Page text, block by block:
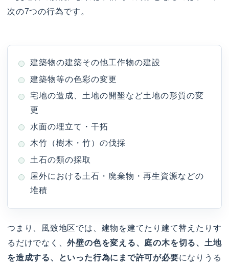
次の7つの行為です。
建築物の建築その他工作物の建設
建築物等の色彩の変更
宅地の造成、土地の開墾など土地の形質の変
更
水面の埋立て・干拓
木竹（樹木・竹）の伐採
土石の類の採取
屋外における土石・廃棄物・再生資源などの
堆積
つまり、風致地区では、建物を建てたり建て替えたりす
るだけでなく、外壁の色を変える、庭の木を切る、土地
を造成する、といった行為にまで許可が必要になりうる